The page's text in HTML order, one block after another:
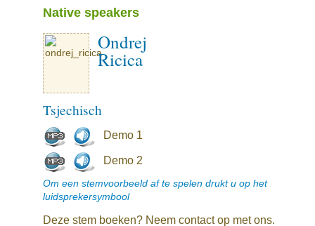
Native speakers
Ondrej
Ricica
Tsjechisch
Demo 1
Demo 2
Om een stemvoorbeeld af te spelen drukt u op het
luidsprekersymbool
Deze stem boeken? Neem contact op met ons.